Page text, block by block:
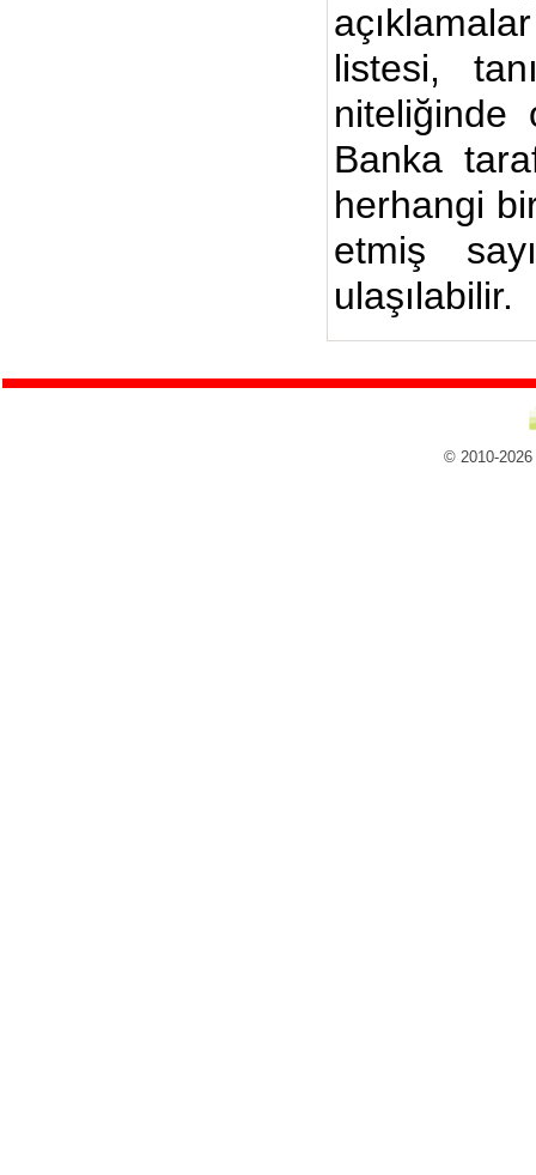
listesi,
niteliğinde
Banka
herhangi
etmiş
ulaşılabilir.
© 2010-2026